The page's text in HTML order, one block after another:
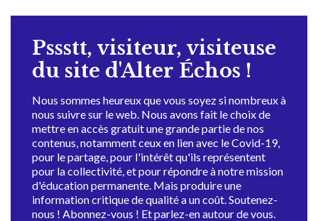
Pssstt, visiteur, visiteuse
du site d'Alter Échos !
Nous sommes heureux que vous soyez si nombreux à
nous suivre sur le web. Nous avons fait le choix de
mettre en accès gratuit une grande partie de nos
contenus, notamment ceux en lien avec le Covid-19,
pour le partage, pour l'intérêt qu'ils représentent
pour la collectivité, et pour répondre à notre mission
d'éducation permanente. Mais produire une
information critique de qualité a un coût. Soutenez-
nous ! Abonnez-vous ! Et parlez-en autour de vous.